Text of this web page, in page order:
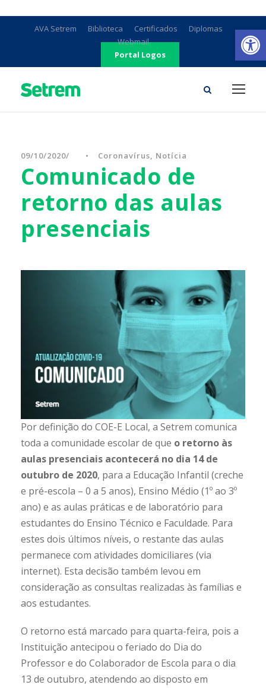
AVA Setrem Biblioteca Certificados
Diplomas
Webmail
Portal Logos
09/10/2020 • Coronavírus, Notícia
Comunicado de
retorno das aulas
presenciais
Por definição do COE-E Local, a Setrem comunica
toda a comunidade escolar de que o retorno às
aulas presenciais acontecerá no dia 14 de
outubro de 2020, para a Educação Infantil (creche
e pré-escola – 0 a 5 anos), Ensino Médio (1º ao 3º
ano) e as aulas práticas e de laboratório para
estudantes do Ensino Técnico e Faculdade. Para
estes dois últimos níveis, o restante das aulas
permanece com atividades domiciliares (via
internet). Esta decisão também levou em
consideração as consultas realizadas às famílias e
aos estudantes.
O retorno está marcado para quarta-feira, pois a
Instituição antecipou o feriado do Dia do
Professor e do Colaborador de Escola para o dia
13 de outubro, atendendo ao disposto em